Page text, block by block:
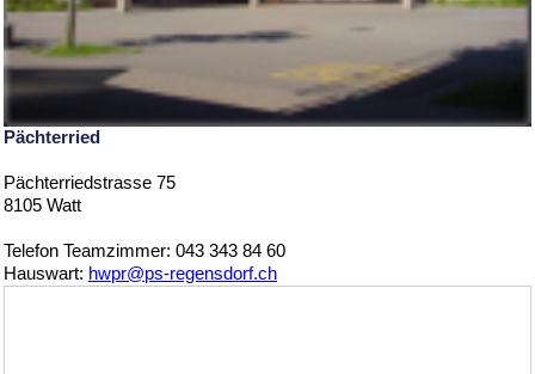
Pächterried
Pächterriedstrasse 75
8105 Watt
Telefon Teamzimmer: 043 343 84 60
Hauswart: hwpr@ps-regensdorf.ch